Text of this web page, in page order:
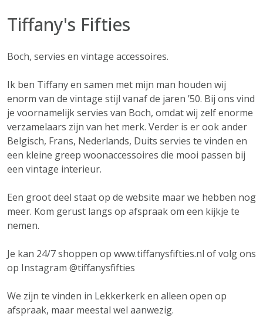
Tiffany's Fifties
Boch, servies en vintage accessoires.
Ik ben Tiffany en samen met mijn man houden wij
enorm van de vintage stijl vanaf de jaren ’50. Bij ons vind
je voornamelijk servies van Boch, omdat wij zelf enorme
verzamelaars zijn van het merk. Verder is er ook ander
Belgisch, Frans, Nederlands, Duits servies te vinden en
een kleine greep woonaccessoires die mooi passen bij
een vintage interieur.
Een groot deel staat op de website maar we hebben nog
meer. Kom gerust langs op afspraak om een kijkje te
nemen.
Je kan 24/7 shoppen op www.tiffanysfifties.nl of volg ons
op Instagram @tiffanysfifties
We zijn te vinden in Lekkerkerk en alleen open op
afspraak, maar meestal wel aanwezig.